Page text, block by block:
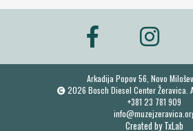
Arkadija Popov 56, Novo
2026 Bosch Diesel Center Žeravica.
+381 23 781 909
Created byTxLab